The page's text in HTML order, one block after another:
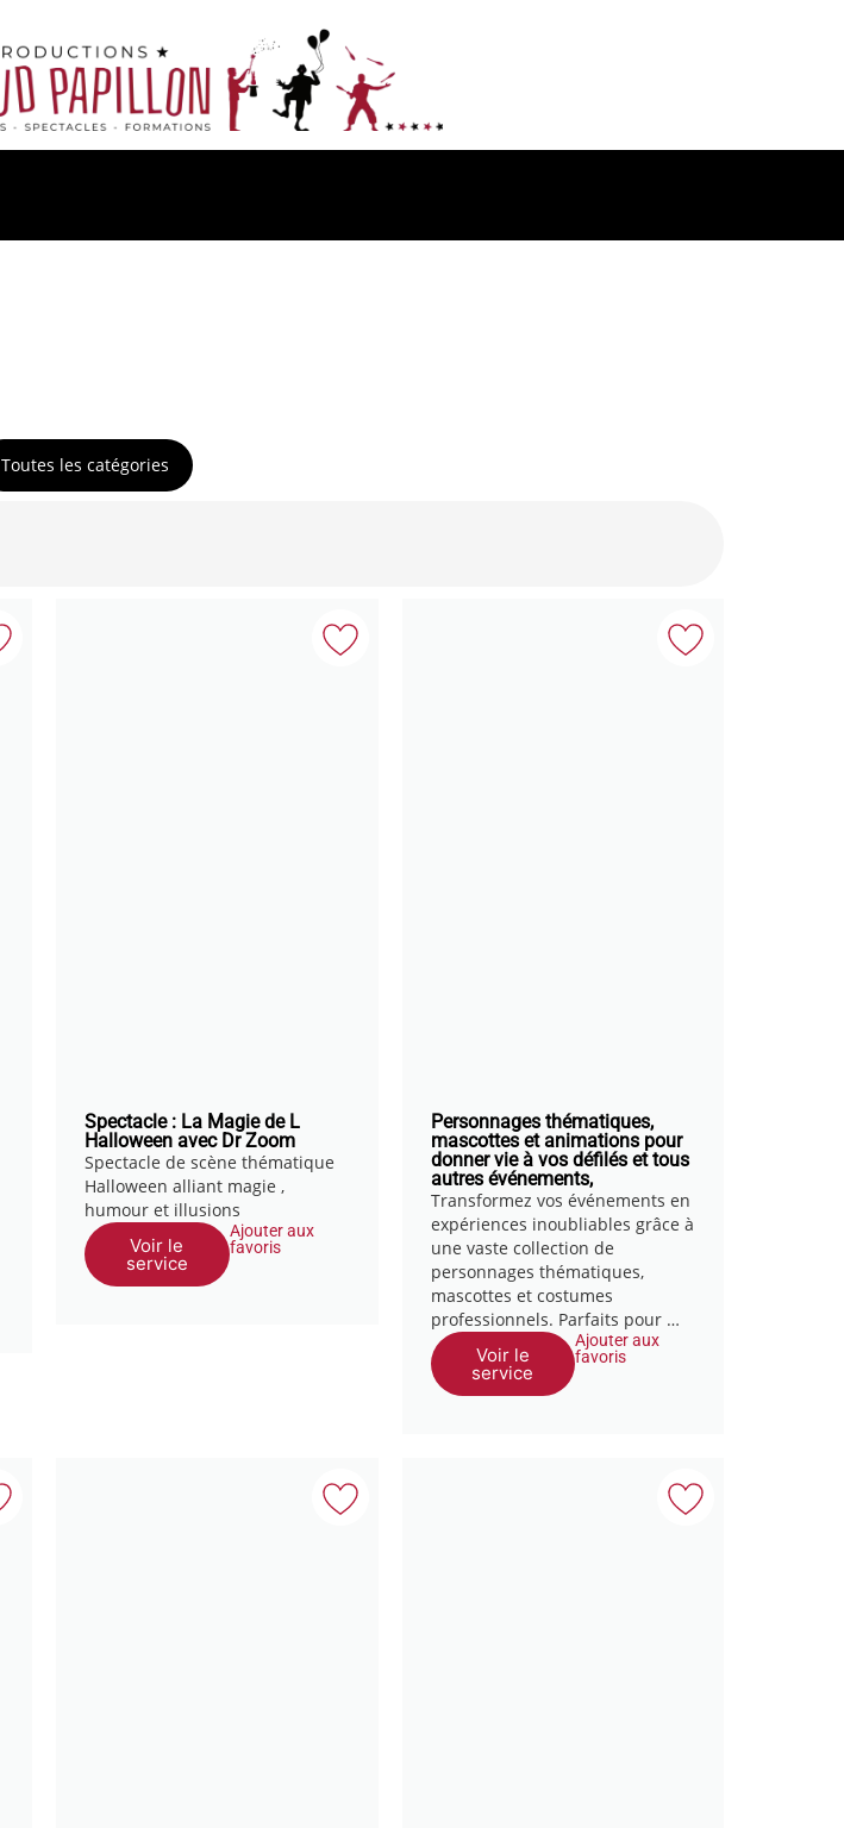
Toutes les catégories
Spectacle : La Magie de L
Halloween avec Dr Zoom
Spectacle de scène thématique
Halloween alliant magie ,
humour et illusions
Voir le
service
Ajouter aux
favoris
Personnages thématiques,
mascottes et animations pour
donner vie à vos défilés et tous
autres événements,
Transformez vos événements en
expériences inoubliables grâce à
une vaste collection de
personnages thématiques,
mascottes et costumes
professionnels. Parfaits pour …
Voir le
service
Ajouter aux
favoris